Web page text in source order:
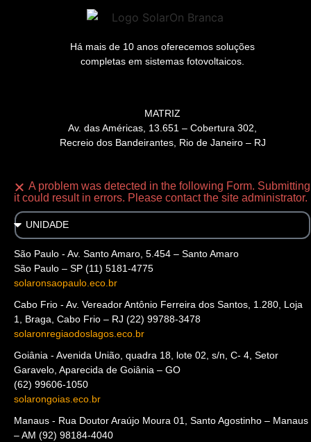
Há mais de 10 anos oferecemos soluções
completas em sistemas fotovoltaicos.
MATRIZ
Av. das Américas, 13.651 – Cobertura 302,
Recreio dos Bandeirantes, Rio de Janeiro – RJ
A problem was detected in the following Form. Submitting
it could result in errors. Please contact the site administrator.
São Paulo - Av. Santo Amaro, 5.454 – Santo Amaro
São Paulo – SP (11) 5181-4775
solaronsaopaulo.eco.br
Cabo Frio - Av. Vereador Antônio Ferreira dos Santos, 1.280, Loja
1, Braga, Cabo Frio – RJ (22) 99788-3478
solaronregiaodoslagos.eco.br
Goiânia - Avenida União, quadra 18, lote 02, s/n, C- 4, Setor
Garavelo, Aparecida de Goiânia – GO
(62) 99606-1050
solarongoias.eco.br
Manaus - Rua Doutor Araújo Moura 01, Santo Agostinho – Manaus
– AM (92) 98184-4040